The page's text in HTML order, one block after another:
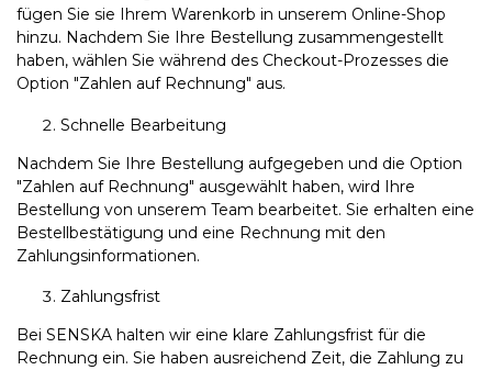
fügen Sie sie Ihrem Warenkorb in unserem Online-Shop
hinzu. Nachdem Sie Ihre Bestellung zusammengestellt
haben, wählen Sie während des Checkout-Prozesses die
Option "Zahlen auf Rechnung" aus.
Schnelle Bearbeitung
Nachdem Sie Ihre Bestellung aufgegeben und die Option
"Zahlen auf Rechnung" ausgewählt haben, wird Ihre
Bestellung von unserem Team bearbeitet. Sie erhalten eine
Bestellbestätigung und eine Rechnung mit den
Zahlungsinformationen.
Zahlungsfrist
Bei SENSKA halten wir eine klare Zahlungsfrist für die
Rechnung ein. Sie haben ausreichend Zeit, die Zahlung zu